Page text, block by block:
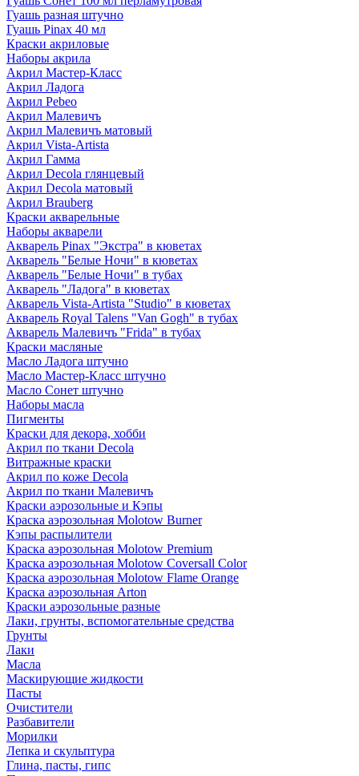
Гуашь разная штучно
Гуашь Pinax 40 мл
Краски акриловые
Наборы акрила
Акрил Мастер-Класс
Акрил Ладога
Акрил Pebeo
Акрил Малевичъ
Акрил Малевичъ матовый
Акрил Vista-Artista
Акрил Гамма
Акрил Decola глянцевый
Акрил Decola матовый
Акрил Brauberg
Краски акварельные
Наборы акварели
Акварель Pinax "Экстра" в кюветах
Акварель "Белые Ночи" в кюветах
Акварель "Белые Ночи" в тубах
Акварель "Ладога" в кюветах
Акварель Vista-Artista "Studio" в кюветах
Акварель Royal Talens "Van Gogh" в тубах
Акварель Малевичъ "Frida" в тубах
Краски масляные
Масло Ладога штучно
Масло Мастер-Класс штучно
Масло Сонет штучно
Наборы масла
Пигменты
Краски для декора, хобби
Акрил по ткани Decola
Витражные краски
Акрил по коже Decola
Акрил по ткани Малевичъ
Краски аэрозольные и Кэпы
Краска аэрозольная Molotow Burner
Кэпы распылители
Краска аэрозольная Molotow Premium
Краска аэрозольная Molotow Coversall Color
Краска аэрозольная Molotow Flame Orange
Краска аэрозольная Arton
Краски аэрозольные разные
Лаки, грунты, вспомогательные средства
Грунты
Лаки
Масла
Маскирующие жидкости
Пасты
Очистители
Разбавители
Морилки
Лепка и скульптура
Глина, пасты, гипс